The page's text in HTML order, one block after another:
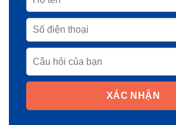
XÁC NHẬN